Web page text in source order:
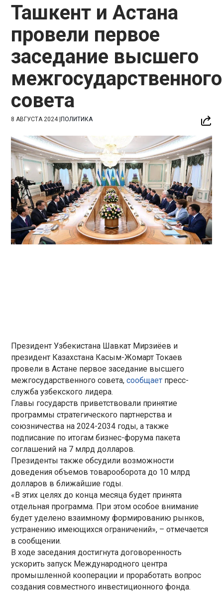
Ташкент и Астана
провели первое
заседание высшего
межгосударственного
совета
8 АВГУСТА 2024|ПОЛИТИКА
Президент Узбекистана Шавкат Мирзиёев и
президент Казахстана Касым-Жомарт Токаев
провели в Астане первое заседание высшего
межгосударственного совета,сообщает пресс-
служба узбекского лидера.
Главы государств приветствовали принятие
программы стратегического партнерства и
союзничества на 2024-2034 годы, а также
подписание по итогам бизнес-форума пакета
соглашений на 7 млрд долларов.
Президенты также обсудили возможности
доведения объемов товарооборота до 10 млрд
долларов в ближайшие годы.
«В этих целях до конца месяца будет принята
отдельная программа. При этом особое внимание
будет уделено взаимному формированию рынков,
устранению имеющихся ограничений», – отмечается
в сообщении.
В ходе заседания достигнута договоренность
ускорить запуск Международного центра
промышленной кооперации и проработать вопрос
создания совместного инвестиционного фонда.